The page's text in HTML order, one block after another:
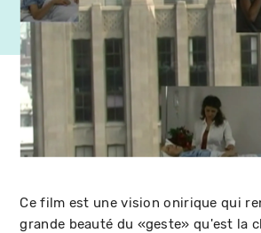
Ce film est une vision onirique qui
grande beauté du «geste» qu'est la